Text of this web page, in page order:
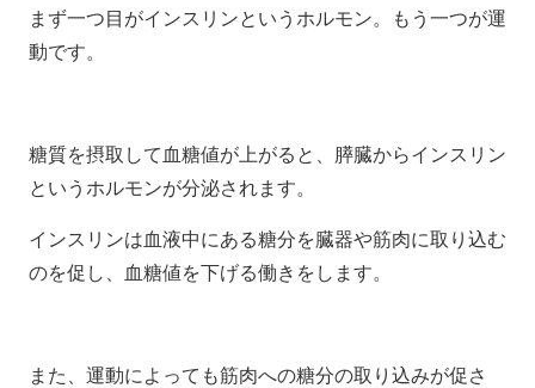
まず一つ目がインスリンというホルモン。もう一つが運
動です。
糖質を摂取して血糖値が上がると、膵臓からインスリン
というホルモンが分泌されます。
インスリンは血液中にある糖分を臓器や筋肉に取り込む
のを促し、血糖値を下げる働きをします。
また、運動によっても筋肉への糖分の取り込みが促さ